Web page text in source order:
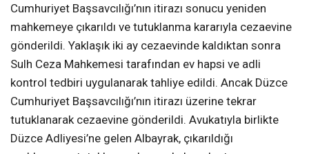
Cumhuriyet Başsavcılığı’nın itirazı sonucu yeniden
mahkemeye çıkarıldı ve tutuklanma kararıyla cezaevine
gönderildi. Yaklaşık iki ay cezaevinde kaldıktan sonra
Sulh Ceza Mahkemesi tarafından ev hapsi ve adli
kontrol tedbiri uygulanarak tahliye edildi. Ancak Düzce
Cumhuriyet Başsavcılığı’nın itirazı üzerine tekrar
tutuklanarak cezaevine gönderildi. Avukatıyla birlikte
Düzce Adliyesi’ne gelen Albayrak, çıkarıldığı